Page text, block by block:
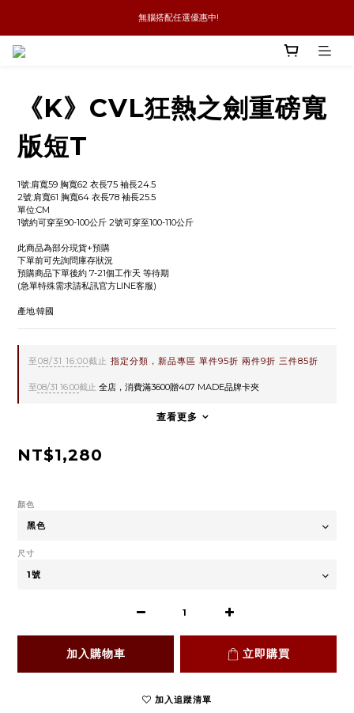
新品優惠任兩件8折
無腦搭配任選優惠中!
《K》CVL狂熱之劍重磅寬
版短T
1號:肩寬59 胸寬62 衣長75 袖長24.5
2號:肩寬61 胸寬64 衣長78 袖長25.5
單位:CM
1號約可穿至90-100公斤 2號可穿至100-110公斤
此商品為部分現貨+預購
下單前可先詢問庫存狀況
預購商品下單後約 7-21個工作天 等待期
(急單特殊需求請私訊官方LINE客服)
產地:韓國
至08/31 16:00截止 指定分類，新品專區 單件95折 兩件9折 三件85折
至08/31 16:00截止 全店，消費滿3600贈407 MADE品牌卡夾
查看更多
NT$1,280
顏色
尺寸
加入購物車 立即購買
加入追蹤清單